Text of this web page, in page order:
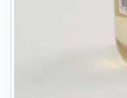
Widerrufsrecht